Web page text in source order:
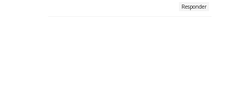
Responder